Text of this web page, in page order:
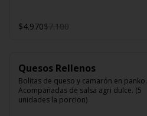
$4.970$7.100
Quesos Rellenos
Bolitas de queso y camarón en panko.
Acompañadas de salsa agri dulce. (5
unidades la porcion)